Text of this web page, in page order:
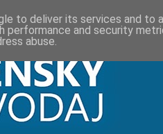
to deliver its services and to
performance and security
abuse.